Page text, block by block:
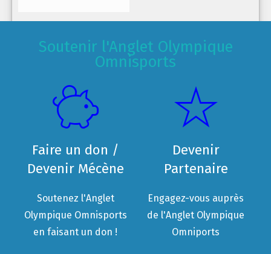
Soutenir l'Anglet Olympique
Omnisports
Faire un don /
Devenir Mécène
Soutenez l'Anglet
Olympique Omnisports
en faisant un don !
Devenir
Partenaire
Engagez-vous auprès
de l'Anglet Olympique
Omniports